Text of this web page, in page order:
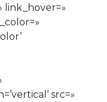
link_hover=»
src=»